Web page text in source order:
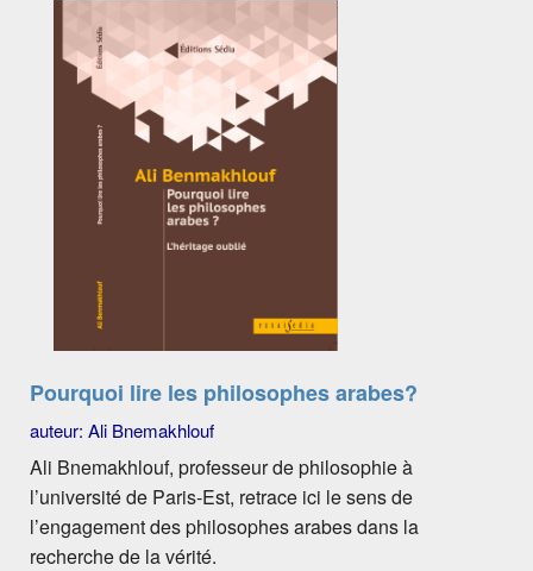
Pourquoi lire les philosophes arabes?
auteur: Ali Bnemakhlouf
Ali Bnemakhlouf, professeur de philosophie à
l’université de Paris-Est, retrace ici le sens de
l’engagement des philosophes arabes dans la
recherche de la vérité.